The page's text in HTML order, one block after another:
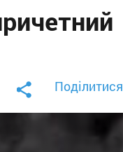
Поділитися